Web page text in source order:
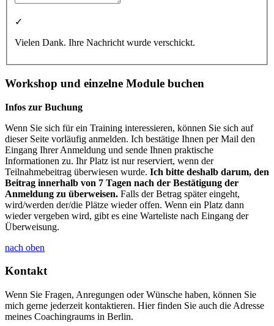
✓
Vielen Dank. Ihre Nachricht wurde verschickt.
Workshop und einzelne Module buchen
Infos zur Buchung
Wenn Sie sich für ein Training interessieren, können Sie sich auf
dieser Seite vorläufig anmelden. Ich bestätige Ihnen per Mail den
Eingang Ihrer Anmeldung und sende Ihnen praktische
Informationen zu. Ihr Platz ist nur reserviert, wenn der
Teilnahmebeitrag überwiesen wurde. Ich bitte deshalb darum, den
Beitrag innerhalb von 7 Tagen nach der Bestätigung der
Anmeldung zu überweisen. Falls der Betrag später eingeht,
wird/werden der/die Plätze wieder offen. Wenn ein Platz dann
wieder vergeben wird, gibt es eine Warteliste nach Eingang der
Überweisung.
nach oben
Kontakt
Wenn Sie Fragen, Anregungen oder Wünsche haben, können Sie
mich gerne jederzeit kontaktieren. Hier finden Sie auch die Adresse
meines Coachingraums in Berlin.